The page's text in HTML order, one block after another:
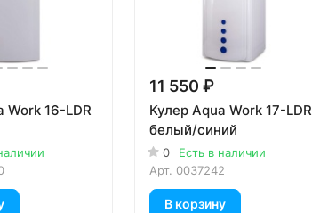
Work 16-LDR
11 550 ₽
Кулер Aqua Work 17-LDR
белый/синий
0
Есть в наличии
Арт. 0037242
В корзину